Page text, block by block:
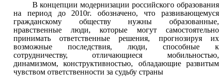
В концепции модернизации российского образования
на период до 2010г. обозначено, что развивающемуся
гражданскому обществу нужны образованные,
нравственные люди, которые могут самостоятельно
принимать ответственные решения, прогнозируя их
возможные последствия, люди, способные к
сотрудничеству, отличающиеся мобильностью,
динамизмом, конструктивностью, обладающие развитым
чувством ответственности за судьбу страны